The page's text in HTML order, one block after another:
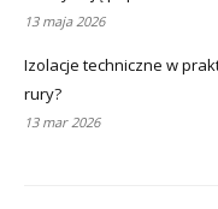
13 maja 2026
Izolacje techniczne w
rury?
13 mar 2026